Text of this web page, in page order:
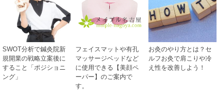
SWOT分析で鍼灸院新
規開業の戦略立案後に
すること「ポジショニ
ング」
フェイスマットや有孔
マッサージベッドなど
に使用できる【美顔ペ
ーパー】のご案内で
す。
お灸のやり方とは？セ
ルフお灸で肩こりや冷
え性を改善しよう！